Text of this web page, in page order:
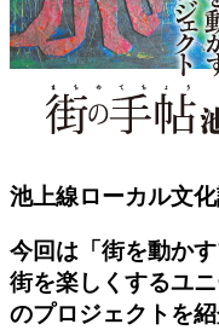
池上線ローカル文
今回は「街を動か
街を楽しくするユ
のプロジェクトを